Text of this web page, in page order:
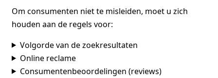
Om consumenten niet te misleiden, moet u zich
houden aan de regels voor:
Volgorde van de zoekresultaten
Online reclame
Consumentenbeoordelingen (reviews)